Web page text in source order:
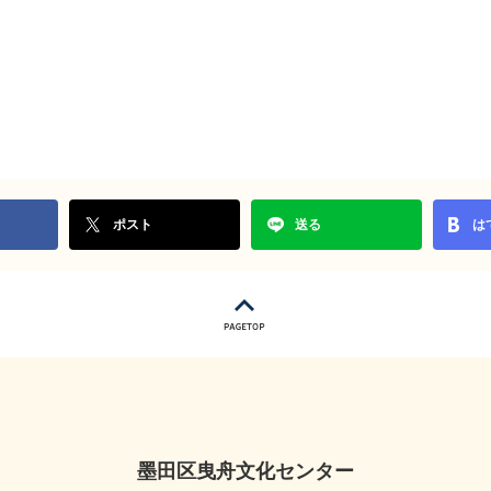
ポスト 送る は
墨田区曳舟文化センター